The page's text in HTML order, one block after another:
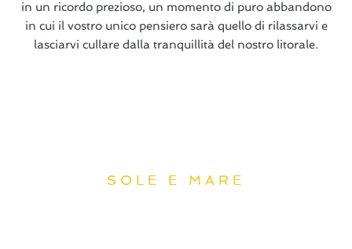
in un ricordo prezioso, un momento di puro abbandono
in cui il vostro unico pensiero sarà quello di rilassarvi e
lasciarvi cullare dalla tranquillità del nostro litorale.
SOLE E MARE